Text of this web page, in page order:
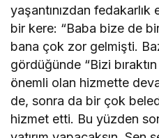
yaşantınızdan fedakarlık
bir kere: “Baba bize de
bana çok zor gelmişti.
gördüğünde “Bizi
önemli olan hizmette
de, sonra da bir çok
hizmet etti. Bu yüzden